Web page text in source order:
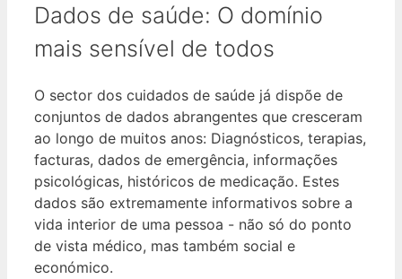
Dados de saúde: O domínio
mais sensível de todos
O sector dos cuidados de saúde já dispõe de
conjuntos de dados abrangentes que cresceram
ao longo de muitos anos: Diagnósticos, terapias,
facturas, dados de emergência, informações
psicológicas, históricos de medicação. Estes
dados são extremamente informativos sobre a
vida interior de uma pessoa - não só do ponto
de vista médico, mas também social e
económico.